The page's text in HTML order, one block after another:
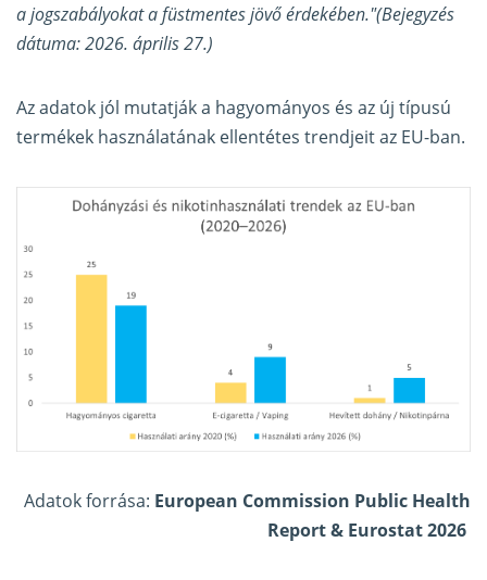
a jogszabályokat a füstmentes jövő érdekében."(Bejegyzés
dátuma: 2026. április 27.)
Az adatok jól mutatják a hagyományos és az új típusú
termékek használatának ellentétes trendjeit az EU-ban.
Adatok forrása: European Commission Public Health
Report & Eurostat 2026